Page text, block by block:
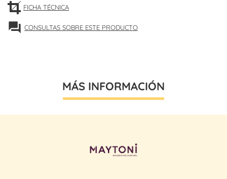
FICHA TÉCNICA
forum CONSULTAS SOBRE ESTE PRODUCTO
MÁS INFORMACIÓN